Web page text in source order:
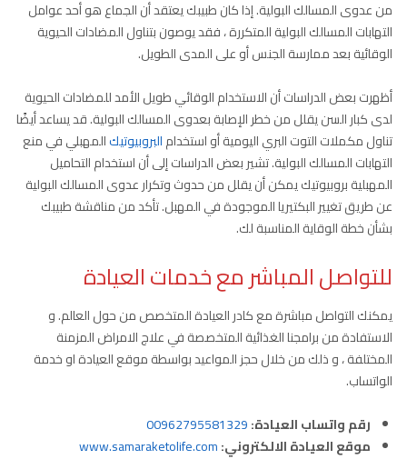
من عدوى المسالك البولية. إذا كان طبيبك يعتقد أن الجماع هو أحد عوامل
التهابات المسالك البولية المتكررة ، فقد يوصون بتناول المضادات الحيوية
الوقائية بعد ممارسة الجنس أو على المدى الطويل.
أظهرت بعض الدراسات أن الاستخدام الوقائي طويل الأمد للمضادات الحيوية
لدى كبار السن يقلل من خطر الإصابة بعدوى المسالك البولية. قد يساعد أيضًا
تناول مكملات التوت البري اليومية أو استخدامالبروبيوتيكالمهبلي في منع
التهابات المسالك البولية. تشير بعض الدراسات إلى أن استخدام التحاميل
المهبلية بروبيوتيك يمكن أن يقلل من حدوث وتكرار عدوى المسالك البولية
عن طريق تغيير البكتيريا الموجودة في المهبل. تأكد من مناقشة طبيبك
بشأن خطة الوقاية المناسبة لك.
للتواصل المباشر مع خدمات العيادة
يمكنك التواصل مباشرة مع كادر العيادة المتخصص من حول العالم. و
الاستفادة من برامجنا الغذائية المتخصصة في علاج الامراض المزمنة
المختلفة ، و ذلك من خلال حجز المواعيد بواسطة موقع العيادة او خدمة
الواتساب.
رقم واتساب العيادة:00962795581329
موقع العيادة الالكتروني:www.samaraketolife.com